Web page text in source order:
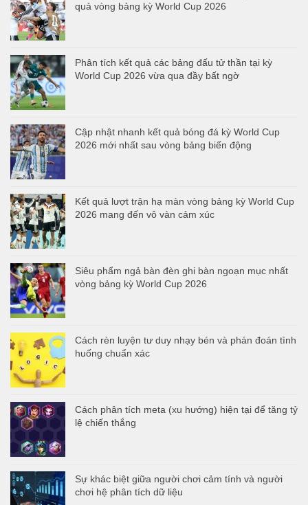
quả vòng bảng kỳ World Cup 2026
Phân tích kết quả các bảng đấu tử thần tại kỳ
World Cup 2026 vừa qua đầy bất ngờ
Cập nhật nhanh kết quả bóng đá kỳ World Cup
2026 mới nhất sau vòng bảng biến động
Kết quả lượt trận hạ màn vòng bảng kỳ World Cup
2026 mang đến vô vàn cảm xúc
Siêu phẩm ngả bàn đèn ghi bàn ngoạn mục nhất
vòng bảng kỳ World Cup 2026
Cách rèn luyện tư duy nhạy bén và phán đoán tình
huống chuẩn xác
Cách phân tích meta (xu hướng) hiện tại để tăng tỷ
lệ chiến thắng
Sự khác biệt giữa người chơi cảm tính và người
chơi hệ phân tích dữ liệu